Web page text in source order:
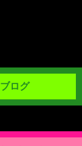
ブログ